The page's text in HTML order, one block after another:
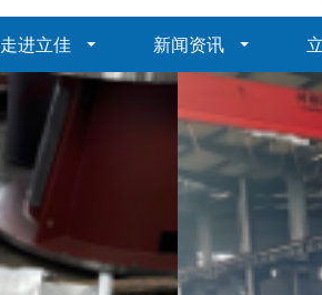
走进立佳 新闻资讯